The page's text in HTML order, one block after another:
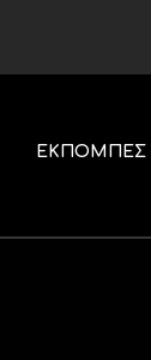
ΕΚΠΟΜΠΕΣ